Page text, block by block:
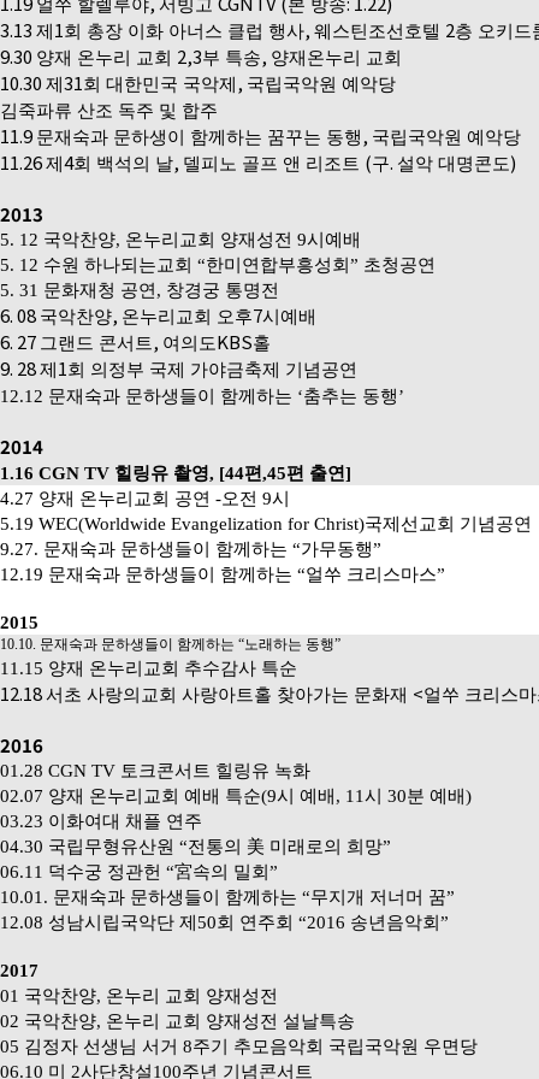
얼쑤 할렐루야 서빙고 본 방송
3.13 제 1회 총장 이화 아너스 클럽 행사, 웨스틴조선호텔 2층 오키드
9.30 양재 온누리 교회 2,3부 특송, 양재온누리 교회
10.30 제 31회 대한민국 국악제 , 국립국악원 예악당
김죽파류 산조 독주 및 합주
11.9 문재숙과 문하생이 함께하는 꿈꾸는 동행 , 국립국악원 예악당
11.26제 4회 백석의 날, 델피노 골프 앤 리조트 (구. 설악 대명콘도)
2013
5. 12 국악찬양, 온누리교회 양재성전 9시예배
5. 12 수원 하나되는교회 “한미연합부흥성회 ” 초청공연
5. 31 문화재청 공연 , 창경궁 통명전
6. 08 국악찬양, 온누리교회 오후7시예배
6. 27 그랜드 콘서트 , 여의도KBS홀
9. 28제 1회 의정부 국제 가야금축제 기념공연
12.12 문재숙과 문하생들이 함께하는 ‘춤추는 동행’
2014
1.16 CGN TV 힐링유 촬영, [44편,45편 출연]
4.27 양재 온누리교회 공연 -오전 9시
5.19 WEC(Worldwide Evangelization for Christ)국제선교회 기념공연
9.27. 문재숙과 문하생들이 함께하는 “가무동행”
12.19 문재숙과 문하생들이 함께하는 “얼쑤 크리스마스”
2015
10.10. 문재숙과 문하생들이 함께하는 “노래하는 동행”
11.15 양재 온누리교회 추수감사 특순
12.18서초 사랑의교회 사랑아트홀 찾아가는 문화재 <얼쑤 크리스
2016
01.28 CGN TV 토크콘서트 힐링유 녹화
02.07 양재 온누리교회 예배 특순(9시 예배 , 11시 30분 예배)
03.23 이화여대 채플 연주
04.30 국립무형유산원 “전통의 美 미래로의 희망”
06.11 덕수궁 정관헌 “宮속의 밀회 ”
10.01. 문재숙과 문하생들이 함께하는 “무지개 저너머 꿈”
12.08 성남시립국악단 제 50회 연주회 “2016 송년음악회 ”
2017
01 국악찬양, 온누리 교회 양재성전
02 국악찬양, 온누리 교회 양재성전 설날특송
05 김정자 선생님 서거 8주기 추모음악회 국립국악원 우면당
06.10 미 2사단창설100주년 기념콘서트